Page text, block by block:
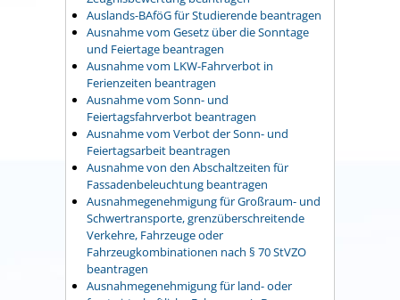
Auslands-BAföG für Studierende beantragen
Ausnahme vom Gesetz über die Sonntage
und Feiertage beantragen
Ausnahme vom LKW-Fahrverbot in
Ferienzeiten beantragen
Ausnahme vom Sonn- und
Feiertagsfahrverbot beantragen
Ausnahme vom Verbot der Sonn- und
Feiertagsarbeit beantragen
Ausnahme von den Abschaltzeiten für
Fassadenbeleuchtung beantragen
Ausnahmegenehmigung für Großraum- und
Schwertransporte, grenzüberschreitende
Verkehre, Fahrzeuge oder
Fahrzeugkombinationen nach § 70 StVZO
beantragen
Ausnahmegenehmigung für land- oder